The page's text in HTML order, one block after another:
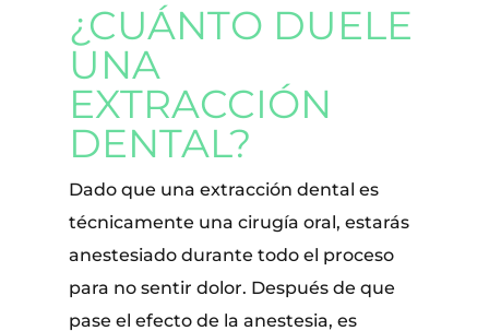
¿CUÁNTO DUELE
UNA
EXTRACCIÓN
DENTAL?
Dado que una extracción dental es
técnicamente una cirugía oral, estarás
anestesiado durante todo el proceso
para no sentir dolor. Después de que
pase el efecto de la anestesia, es